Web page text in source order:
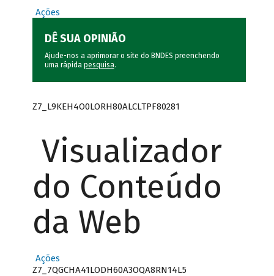
Ações
DÊ SUA OPINIÃO
Ajude-nos a aprimorar o site do BNDES preenchendo
uma rápida pesquisa.
Z7_L9KEH4O0LORH80ALCLTPF80281
Visualizador
do Conteúdo
da Web
Ações
Z7_7QGCHA41LODH60A3OQA8RN14L5